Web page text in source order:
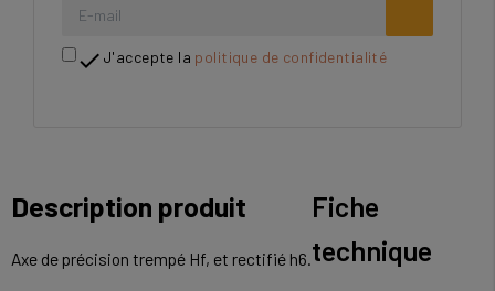
 J'accepte la politique de confidentialité
Description produit
Axe de précision trempé Hf, et rectifié h6.
Fiche
technique